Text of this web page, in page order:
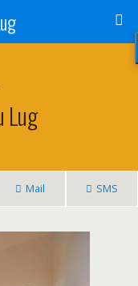
Lug
Mail SMS